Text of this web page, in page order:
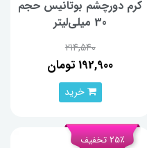
کرم دورچشم بوتانیس حجم
30 میلی‌لیتر
214,540
192,900 تومان
خرید
25٪ تخفیف